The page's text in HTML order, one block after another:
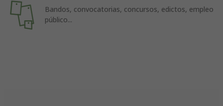
Bandos, convocatorias, concursos, edictos, empleo
público...